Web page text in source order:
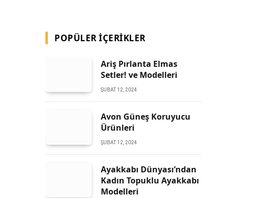
POPÜLER İÇERIKLER
Ariş Pırlanta Elmas
Setler! ve Modelleri
ŞUBAT 12, 2024
Avon Güneş Koruyucu
Ürünleri
ŞUBAT 12, 2024
Ayakkabı Dünyası’ndan
Kadın Topuklu Ayakkabı
Modelleri